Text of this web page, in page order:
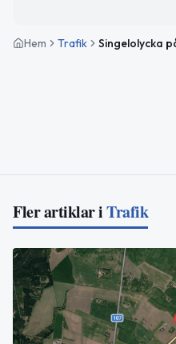
Hem Trafik
Fler artiklar iTrafik